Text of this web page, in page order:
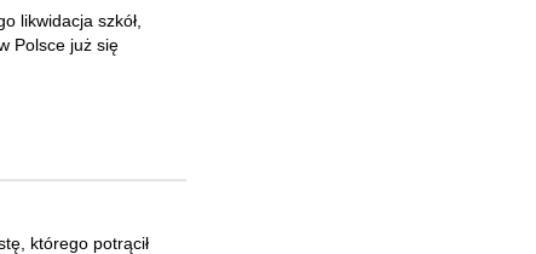
likwidacja szkół,
Polsce już się
którego potrącił